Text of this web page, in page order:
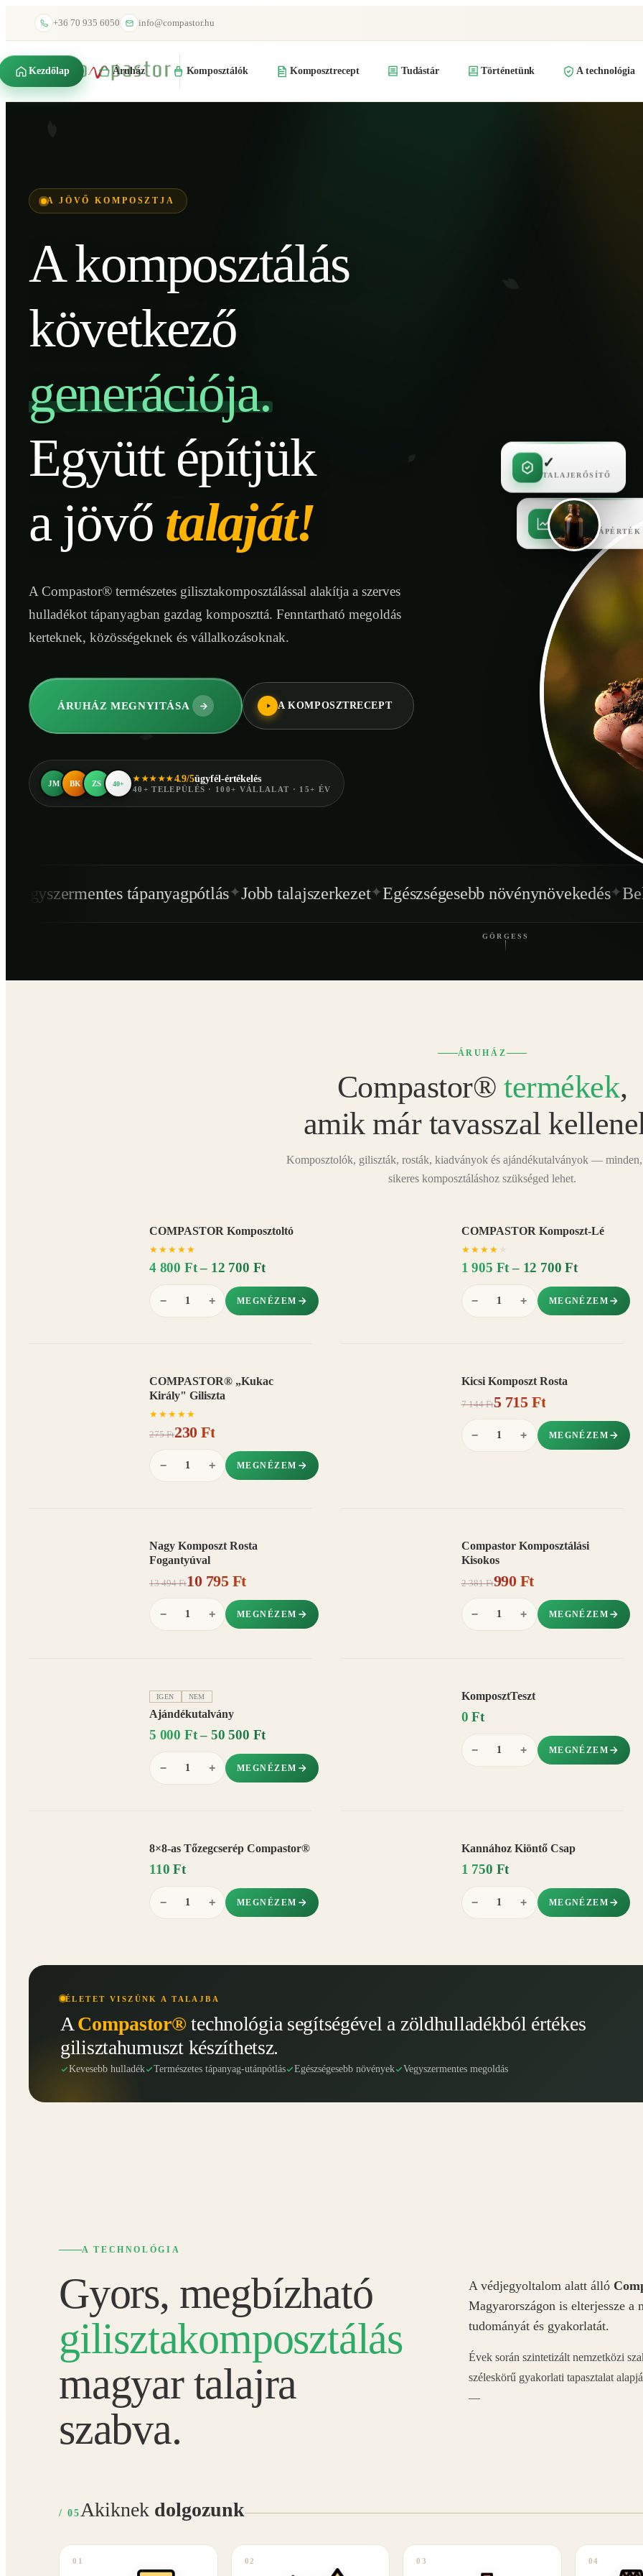
+36 70 935 6050 info@compastor.hu
Kezdőlap Áruház Komposztálók Komposztrecept Tudástár Történetünk A technológia
A JÖVŐ KOMPOSZTJA
A komposztálás
következő
generációja.
Együtt építjük
a jövő talaját!
A Compastor® természetes gilisztakomposztálással alakítja a szerves
hulladékot tápanyagban gazdag komposzttá. Fenntartható megoldás
kerteknek, közösségeknek és vállalkozásoknak.
ÁRUHÁZ MEGNYITÁSA A KOMPOSZTRECEPT
JM BK ZS 40+
★★★★★4.9/5ügyfél-értékelés
40+ TELEPÜLÉS · 100+ VÁLLALAT · 15+ ÉV
✓
MAGAS TÁPÉRTÉK
✓
TALAJERŐSÍTŐ
tápanyagpótlás✦Jobb talajszerkezet✦Egészségesebb növénynövekedés✦Beltéren is
GÖRGESS
ÁRUHÁZ
Compastor®termékek,
amik már tavasszal
Komposztolók, giliszták, rosták, kiadványok és ajándékutalványok — minden,
sikeres komposztáláshoz szükséged lehet.
COMPASTOR Komposztoltó
★ ★ ★ ★ ★
4 800 Ft – 12 700 Ft
− + MEGNÉZEM
COMPASTOR Komposzt-Lé
★ ★ ★ ★
1 905 Ft – 12 700 Ft
− + MEGNÉZEM
COMPASTOR® „Kukac
Király" Giliszta
★ ★ ★ ★ ★
275 Ft230 Ft
− + MEGNÉZEM
Kicsi Komposzt Rosta
7 144 Ft5 715 Ft
− + MEGNÉZEM
Nagy Komposzt Rosta
Fogantyúval
13 494 Ft10 795 Ft
− + MEGNÉZEM
Compastor Komposztálási
Kisokos
2 381 Ft990 Ft
− + MEGNÉZEM
IGEN NEM
Ajándékutalvány
5 000 Ft – 50 500 Ft
− + MEGNÉZEM
KomposztTeszt
0 Ft
− + MEGNÉZEM
8×8-as Tőzegcserép Compastor®
110 Ft
− + MEGNÉZEM
Kannához Kiöntő Csap
1 750 Ft
− + MEGNÉZEM
ÉLETET VISZÜNK A TALAJBA
A Compastor® technológia segítségével a zöldhulladékból értékes
gilisztahumuszt készíthetsz.
Kevesebb hulladék Természetes tápanyag-utánpótlás Egészségesebb növények Vegyszermentes megoldás
A TECHNOLÓGIA
Gyors, megbízható
gilisztakomposztálás
magyar talajra
szabva.
A védjegyoltalom alatt álló
Magyarországon is elterjessze a
tudományát és gyakorlatát.
Évek során szintetizált nemzetközi
széleskörű gyakorlati tapasztalat
—
/ 05 Akiknek dolgozunk
01 02 03 04